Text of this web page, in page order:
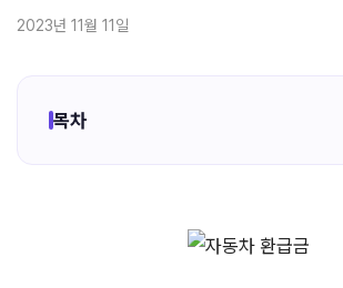
2023년 11월 11일
목차